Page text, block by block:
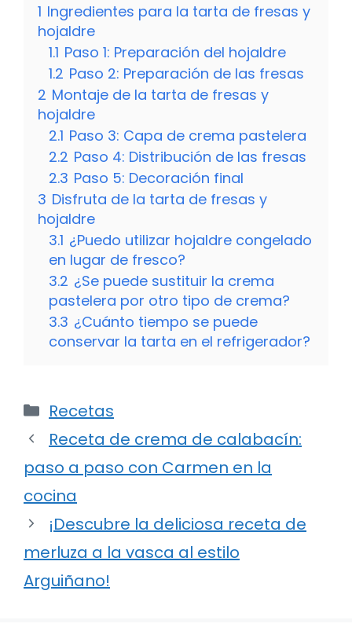
1 Ingredientes para la tarta de fresas y
hojaldre
1.1 Paso 1: Preparación del hojaldre
1.2 Paso 2: Preparación de las fresas
2 Montaje de la tarta de fresas y
hojaldre
2.1 Paso 3: Capa de crema pastelera
2.2 Paso 4: Distribución de las fresas
2.3 Paso 5: Decoración final
3 Disfruta de la tarta de fresas y
hojaldre
3.1 ¿Puedo utilizar hojaldre congelado
en lugar de fresco?
3.2 ¿Se puede sustituir la crema
pastelera por otro tipo de crema?
3.3 ¿Cuánto tiempo se puede
conservar la tarta en el refrigerador?
Categorías
Recetas
Receta de crema de calabacín:
paso a paso con Carmen en la
cocina
¡Descubre la deliciosa receta de
merluza a la vasca al estilo
Arguiñano!